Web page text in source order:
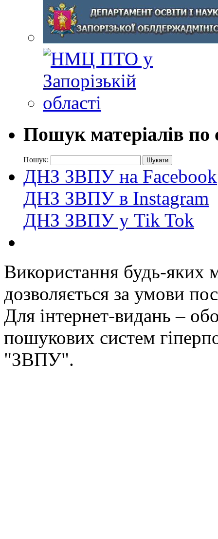
Пошук матеріалів по
Пошук:
ДНЗ ЗВПУ на Facebook
ДНЗ ЗВПУ в Instagram
ДНЗ ЗВПУ у Tik Tok
Використання будь-яких
дозволяється за умови
Для інтернет-видань –
пошукових систем
"ЗВПУ".